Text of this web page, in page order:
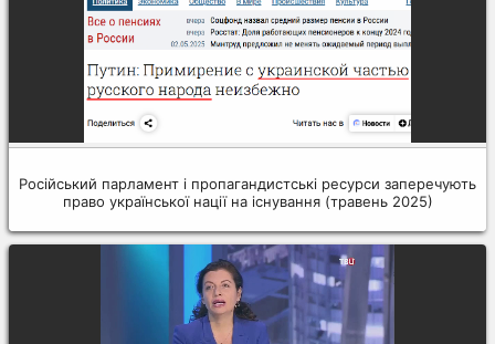
Російський парламент і пропагандистські ресурси заперечують
право української нації на існування (травень 2025)